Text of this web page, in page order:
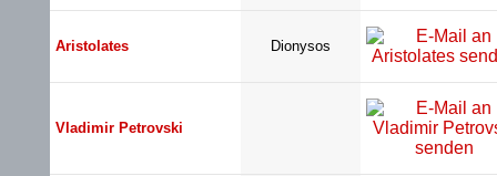
Aristolates Dionysos
Vladimir Petrovski